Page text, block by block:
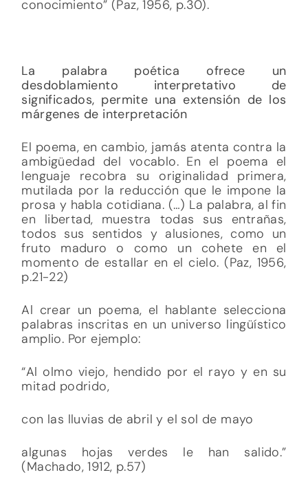
conocimiento” (Paz, 1956, p.30).
La palabra poética ofrece un
desdoblamiento interpretativo de
significados, permite una extensión de los
márgenes de interpretación
El poema, en cambio, jamás atenta contra la
ambigüedad del vocablo. En el poema el
lenguaje recobra su originalidad primera,
mutilada por la reducción que le impone la
prosa y habla cotidiana. (…) La palabra, al fin
en libertad, muestra todas sus entrañas,
todos sus sentidos y alusiones, como un
fruto maduro o como un cohete en el
momento de estallar en el cielo. (Paz, 1956,
p.21-22)
Al crear un poema, el hablante selecciona
palabras inscritas en un universo lingüístico
amplio. Por ejemplo:
“Al olmo viejo, hendido por el rayo y en su
mitad podrido,
con las lluvias de abril y el sol de mayo
algunas hojas verdes le han salido.”
(Machado, 1912, p.57)